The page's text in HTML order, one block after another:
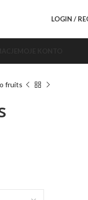
LOGIN /
fruits